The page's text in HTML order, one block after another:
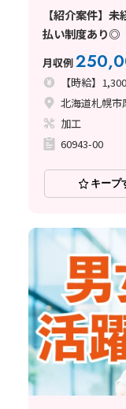
【紹介案件】
払い制度あり◎
月収例
【時給】
北海道札幌市
加工
60943-00
キープ